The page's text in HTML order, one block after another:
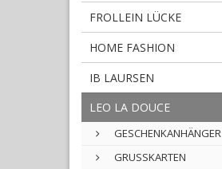
FROLLEIN LÜCKE
HOME FASHION
IB LAURSEN
LEO LA DOUCE
GESCHENKANHÄNGER
GRUSSKARTEN